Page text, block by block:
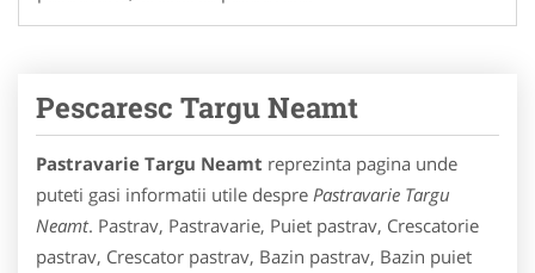
Pescaresc Targu Neamt
Pastravarie Targu Neamt reprezinta pagina unde
puteti gasi informatii utile despre Pastravarie Targu
Neamt. Pastrav, Pastravarie, Puiet pastrav, Crescatorie
pastrav, Crescator pastrav, Bazin pastrav, Bazin puiet